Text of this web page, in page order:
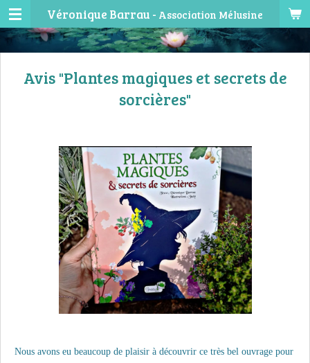
Passer
au
Véronique Barrau - Association Mélusine
Avis "Plantes magiques et secrets de
sorcières"
Nous avons eu beaucoup de plaisir à découvrir ce très bel ouvrage pour